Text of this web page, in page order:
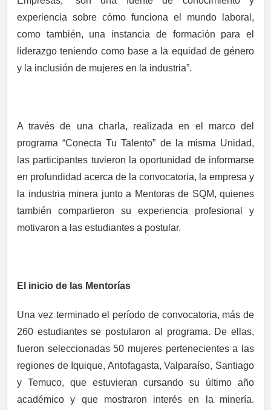
experiencia sobre cómo funciona el mundo laboral,
como también, una instancia de formación para el
liderazgo teniendo como base a la equidad de género
y la inclusión de mujeres en la industria”.
A través de una charla, realizada en el marco del
programa “Conecta Tu Talento” de la misma Unidad,
las participantes tuvieron la oportunidad de informarse
en profundidad acerca de la convocatoria, la empresa y
la industria minera junto a Mentoras de SQM, quienes
también compartieron su experiencia profesional y
motivaron a las estudiantes a postular.
El inicio de las Mentorías
Una vez terminado el período de convocatoria, más de
260 estudiantes se postularon al programa. De ellas,
fueron seleccionadas 50 mujeres pertenecientes a las
regiones de Iquique, Antofagasta, Valparaíso, Santiago
y Temuco, que estuvieran cursando su último año
académico y que mostraron interés en la minería.